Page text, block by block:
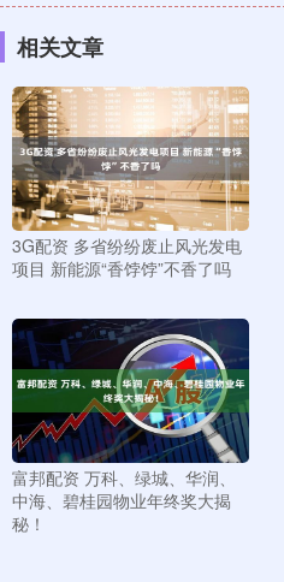
相关文章
3G配资 多省纷纷废止风光发电
项目 新能源“香饽饽”不香了吗
富邦配资 万科、绿城、华润、
中海、碧桂园物业年终奖大揭
秘！